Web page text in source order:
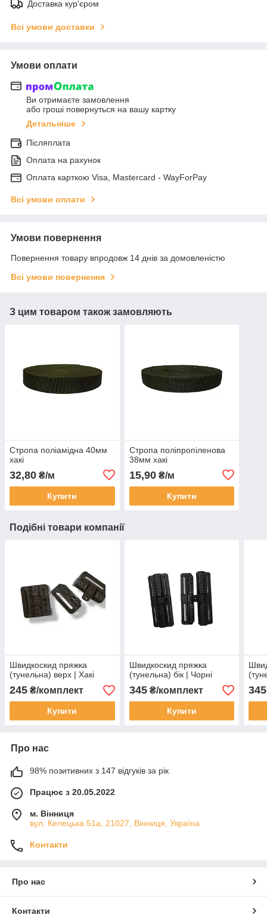
Доставка кур'єром
Всі умови доставки
Умови оплати
Ви отримаєте замовлення
або гроші повернуться на вашу картку
Детальніше
Післяплата
Оплата на рахунок
Оплата карткою Visa, Mastercard - WayForPay
Всі умови оплати
Умови повернення
Повернення товару впродовж 14 днів за домовленістю
Всі умови повернення
З цим товаром також замовляють
Стропа поліамідна 40мм
хакі
32,80 ₴/м
Купити
Стропа поліпропіленова
38мм хакі
15,90₴/м
Купити
Подібні товари компанії
Швидкоскид пряжка
(тунельна) верх | Хакі
245 ₴/комплект
Купити
Швидкоскид пряжка
(тунельна) бік | Чорні
345₴/комплект
Купити
345
Про нас
98% позитивних з 147 відгуків за рік
Працює з 20.05.2022
м. Вінниця
вул. Келецька 51а, 21027, Вінниця, Україна
Контакти
Про нас
Контакти